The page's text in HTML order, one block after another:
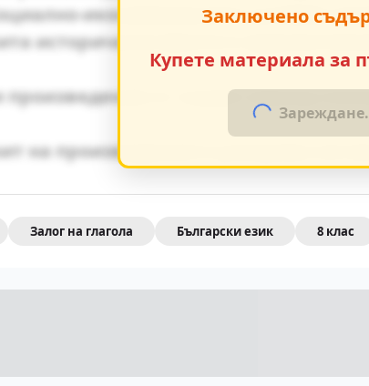
икономическите условия
исторически факти в
произведения от същия период
на произведението разкрива
Заключено
Купете материала за
Залог на глагола Български език 8 клас